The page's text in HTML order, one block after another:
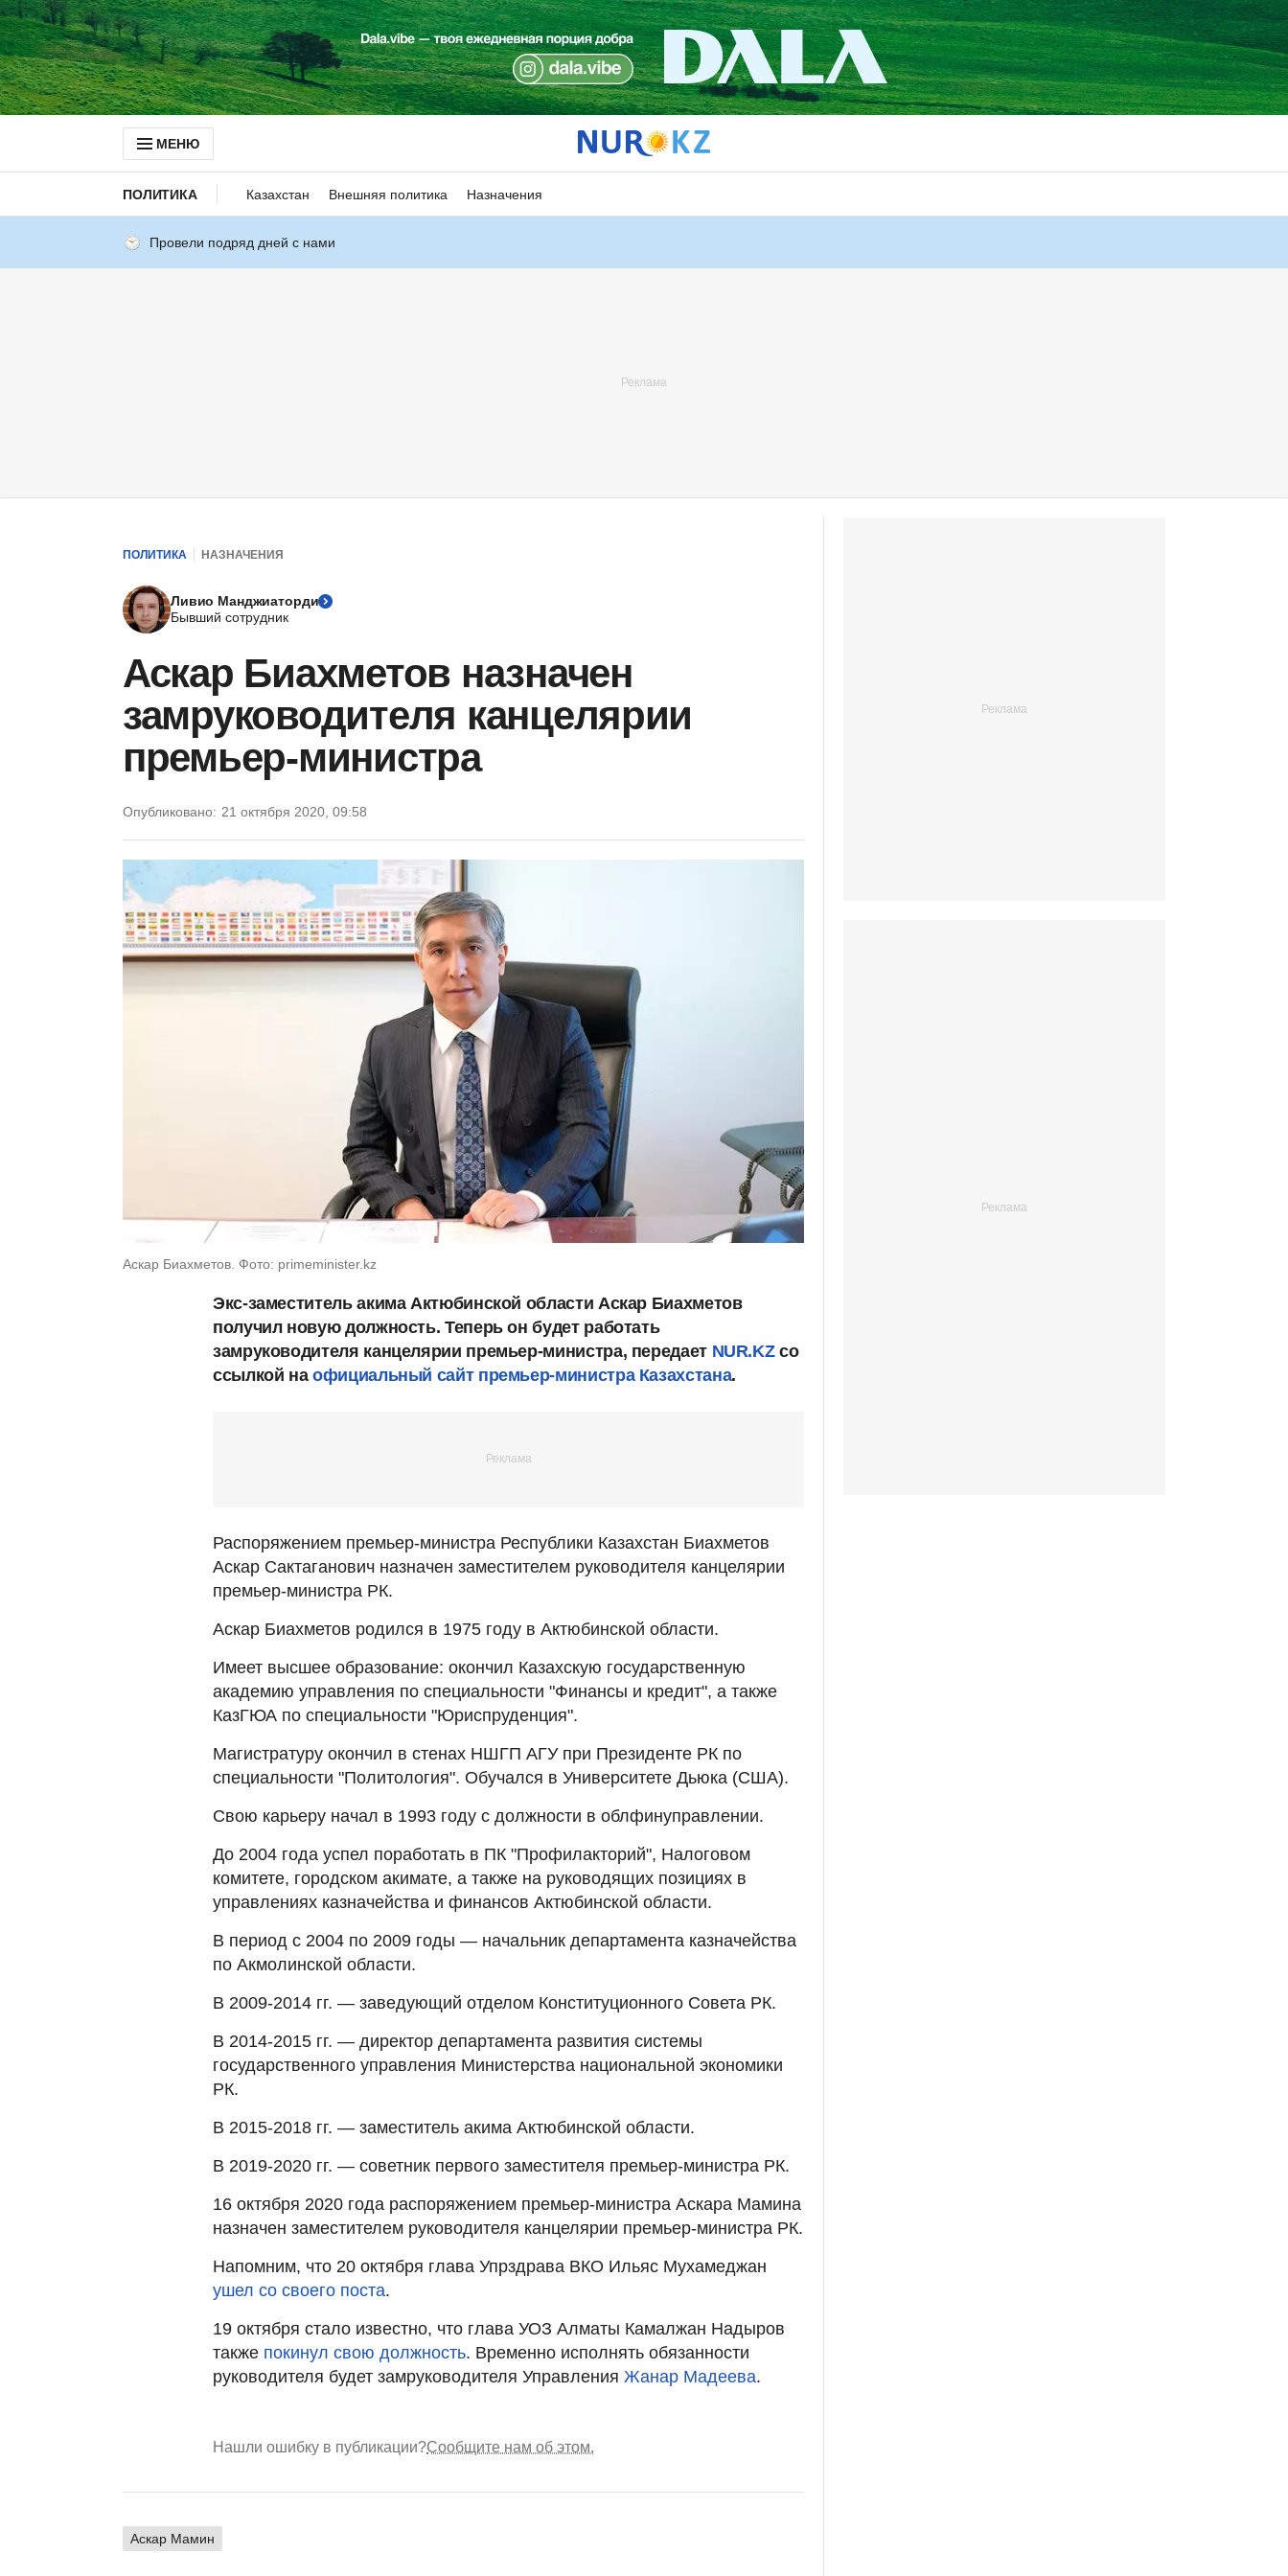
МЕНЮ
ПОЛИТИКА Казахстан Внешняя политика Назначения
Провели подряд дней с нами
ПОЛИТИКА НАЗНАЧЕНИЯ
Ливио Манджиаторди
Бывший сотрудник
Аскар Биахметов назначен
замруководителя канцелярии
премьер-министра
Опубликовано: 21 октября 2020, 09:58
Аскар Биахметов. Фото: primeminister.kz
Экс-заместитель акима Актюбинской области Аскар Биахметов
получил новую должность. Теперь он будет работать
замруководителя канцелярии премьер-министра, передает NUR.KZсо
ссылкой наофициальный сайт премьер-министра Казахстана.
Распоряжением премьер-министра Республики Казахстан Биахметов
Аскар Сактаганович назначен заместителем руководителя канцелярии
премьер-министра РК.
Аскар Биахметов родился в 1975 году в Актюбинской области.
Имеет высшее образование: окончил Казахскую государственную
академию управления по специальности "Финансы и кредит", а также
КазГЮА по специальности "Юриспруденция".
Магистратуру окончил в стенах НШГП АГУ при Президенте РК по
специальности "Политология". Обучался в Университете Дьюка (США).
Свою карьеру начал в 1993 году с должности в облфинуправлении.
До 2004 года успел поработать в ПК "Профилакторий", Налоговом
комитете, городском акимате, а также на руководящих позициях в
управлениях казначейства и финансов Актюбинской области.
В период с 2004 по 2009 годы — начальник департамента казначейства
по Акмолинской области.
В 2009-2014 гг. — заведующий отделом Конституционного Совета РК.
В 2014-2015 гг. — директор департамента развития системы
государственного управления Министерства национальной экономики
РК.
В 2015-2018 гг. — заместитель акима Актюбинской области.
В 2019-2020 гг. — советник первого заместителя премьер-министра РК.
16 октября 2020 года распоряжением премьер-министра Аскара Мамина
назначен заместителем руководителя канцелярии премьер-министра РК.
Напомним, что 20 октября глава Упрздрава ВКО Ильяс Мухамеджан
ушел со своего поста.
19 октября стало известно, что глава УОЗ Алматы Камалжан Надыров
также покинул свою должность. Временно исполнять обязанности
руководителя будет замруководителя Управления Жанар Мадеева.
Нашли ошибку в публикации?Сообщите нам об этом.
Аскар Мамин